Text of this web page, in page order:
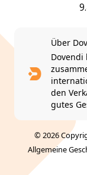
Über
den
gutes
© 2026
Allgemeine